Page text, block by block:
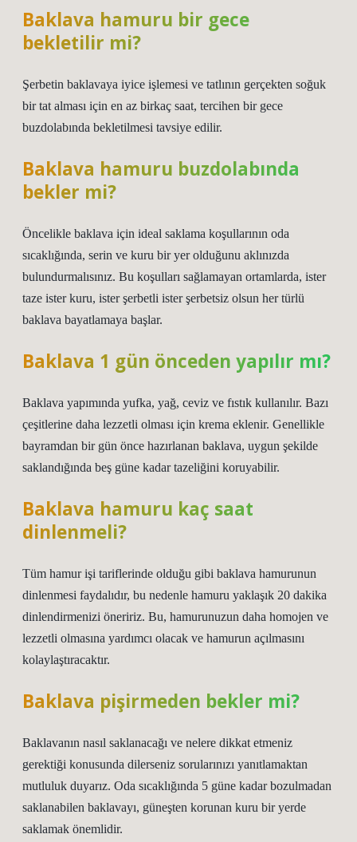
Baklava hamuru bir gece
bekletilir mi?
Şerbetin baklavaya iyice işlemesi ve tatlının gerçekten soğuk
bir tat alması için en az birkaç saat, tercihen bir gece
buzdolabında bekletilmesi tavsiye edilir.
Baklava hamuru buzdolabında
bekler mi?
Öncelikle baklava için ideal saklama koşullarının oda
sıcaklığında, serin ve kuru bir yer olduğunu aklınızda
bulundurmalısınız. Bu koşulları sağlamayan ortamlarda, ister
taze ister kuru, ister şerbetli ister şerbetsiz olsun her türlü
baklava bayatlamaya başlar.
Baklava 1 gün önceden yapılır mı?
Baklava yapımında yufka, yağ, ceviz ve fıstık kullanılır. Bazı
çeşitlerine daha lezzetli olması için krema eklenir. Genellikle
bayramdan bir gün önce hazırlanan baklava, uygun şekilde
saklandığında beş güne kadar tazeliğini koruyabilir.
Baklava hamuru kaç saat
dinlenmeli?
Tüm hamur işi tariflerinde olduğu gibi baklava hamurunun
dinlenmesi faydalıdır, bu nedenle hamuru yaklaşık 20 dakika
dinlendirmenizi öneririz. Bu, hamurunuzun daha homojen ve
lezzetli olmasına yardımcı olacak ve hamurun açılmasını
kolaylaştıracaktır.
Baklava pişirmeden bekler mi?
Baklavanın nasıl saklanacağı ve nelere dikkat etmeniz
gerektiği konusunda dilerseniz sorularınızı yanıtlamaktan
mutluluk duyarız. Oda sıcaklığında 5 güne kadar bozulmadan
saklanabilen baklavayı, güneşten korunan kuru bir yerde
saklamak önemlidir.